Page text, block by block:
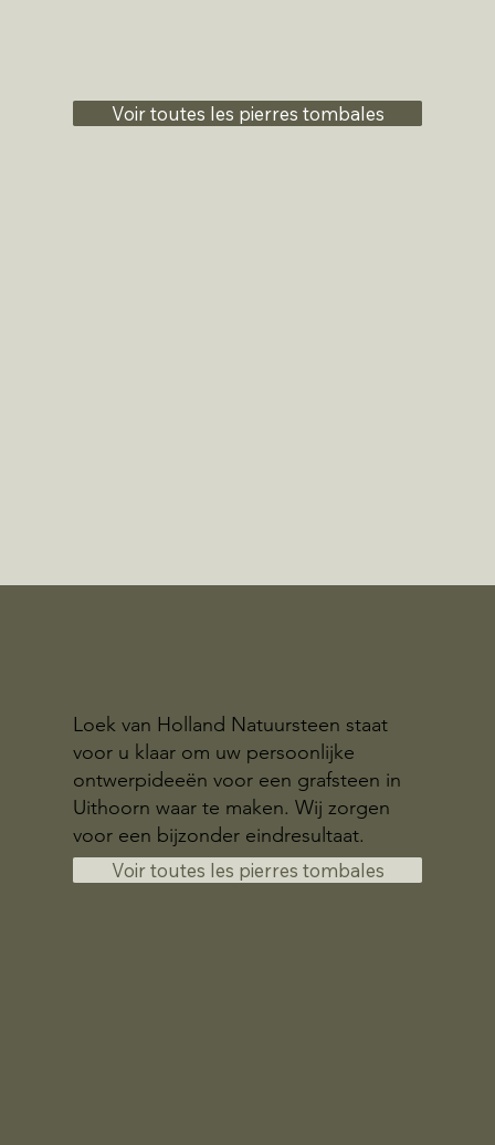
Voir toutes les pierres tombales
Loek van Holland Natuursteen staat
voor u klaar om uw persoonlijke
ontwerpideeën voor een grafsteen in
Uithoorn waar te maken. Wij zorgen
voor een bijzonder eindresultaat.
Voir toutes les pierres tombales